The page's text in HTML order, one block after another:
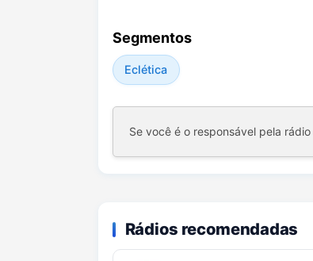
Segmentos
Eclética
Se você é o responsável pela
Rádios recomendadas